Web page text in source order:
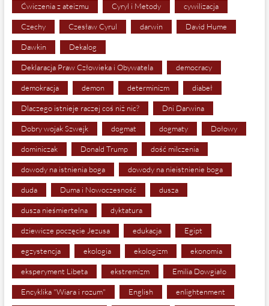
Ćwiczenia z ateizmu Cyryl i Metody cywilizacja
Czechy Czesław Cyrul darwin David Hume
Dawkin Dekalog
Deklaracja Praw Człowieka i Obywatela democracy
demokracja demon determinizm diabeł
Dlaczego istnieje raczej coś niż nic? Dni Darwina
Dobry wojak Szwejk dogmat dogmaty Dołowy
dominiczak Donald Trump dość milczenia
dowody na istnienia boga dowody na nieistnienie boga
duda Duma i Nowoczesność dusza
dusza nieśmiertelna dyktatura
dziewicze poczęcie Jezusa edukacja Egipt
egzystencja ekologia ekologizm ekonomia
eksperyment Libeta ekstremizm Emilia Dowgiało
Encyklika "Wiara i rozum" English enlightenment